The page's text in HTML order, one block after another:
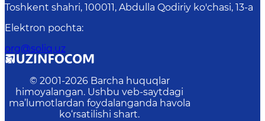
Toshkent shahri, 100011, Abdulla Qodiriy ko'chasi, 13-a
Elektron pochta:
org@soliq.uz
© 2001-2026 Barcha huquqlar
himoyalangan. Ushbu veb-saytdagi
ma’lumotlardan foydalanganda havola
ko‘rsatilishi shart.